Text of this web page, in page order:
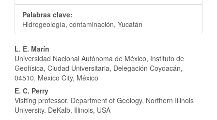
Palabras clave:
Hidrogeología, contaminación, Yucatán
Contenido
principal
del
artículo
L. E. Marín
Universidad Nacional Autónoma de México, Instituto de
Geofísica, Ciudad Universitaria, Delegación Coyoacán,
04510, Mexico City, México
E. C. Perry
Visiting professor, Department of Geology, Northern Illinois
University, DeKalb, Illinois, USA